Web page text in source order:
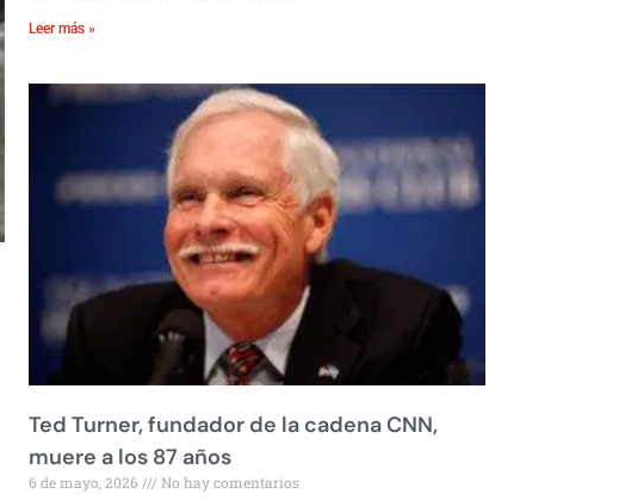
Leer más »
Ted Turner, fundador de la cadena CNN,
muere a los 87 años
6 de mayo, 2026 No hay comentarios